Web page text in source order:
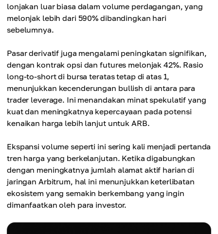
lonjakan luar biasa dalam volume perdagangan, yang
melonjak lebih dari 590% dibandingkan hari
sebelumnya.
Pasar derivatif juga mengalami peningkatan signifikan,
dengan kontrak opsi dan futures melonjak 42%. Rasio
long-to-short di bursa teratas tetap di atas 1,
menunjukkan kecenderungan bullish di antara para
trader leverage. Ini menandakan minat spekulatif yang
kuat dan meningkatnya kepercayaan pada potensi
kenaikan harga lebih lanjut untuk ARB.
Ekspansi volume seperti ini sering kali menjadi pertanda
tren harga yang berkelanjutan. Ketika digabungkan
dengan meningkatnya jumlah alamat aktif harian di
jaringan Arbitrum, hal ini menunjukkan keterlibatan
ekosistem yang semakin berkembang yang ingin
dimanfaatkan oleh para investor.